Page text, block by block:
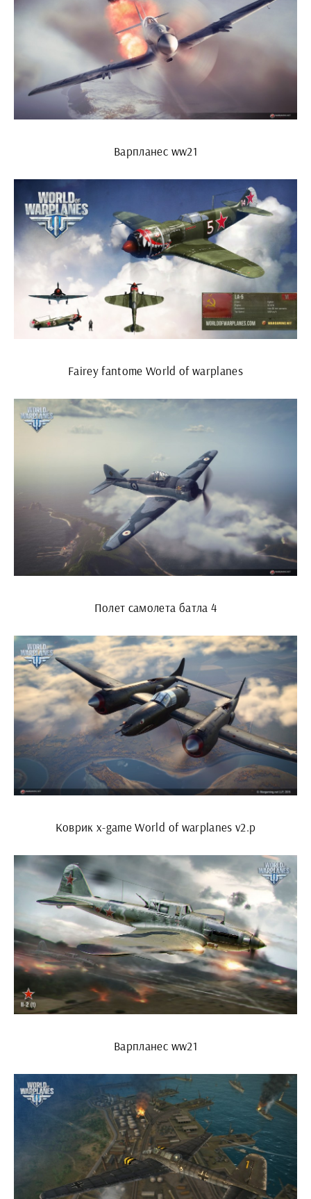
Варпланес ww21
Fairey fantome World of warplanes
Полет самолета батла 4
Коврик x-game World of warplanes v2.p
Варпланес ww21